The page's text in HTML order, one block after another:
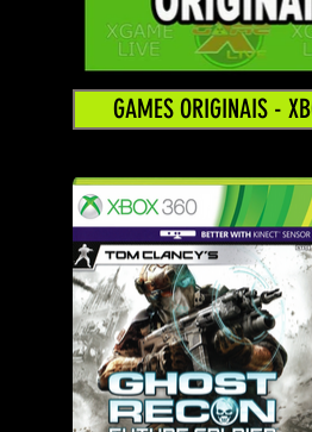
GAMES ORIGINAIS -